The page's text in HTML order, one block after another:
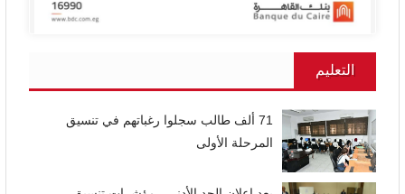
التعليم
71 ألف طالب سجلوا رغباتهم في تنسيق
المرحلة الأولى